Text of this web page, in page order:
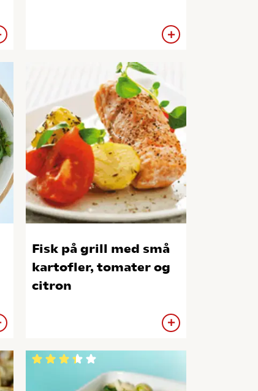
Fisk på grill med små
kartofler, tomater og
citron